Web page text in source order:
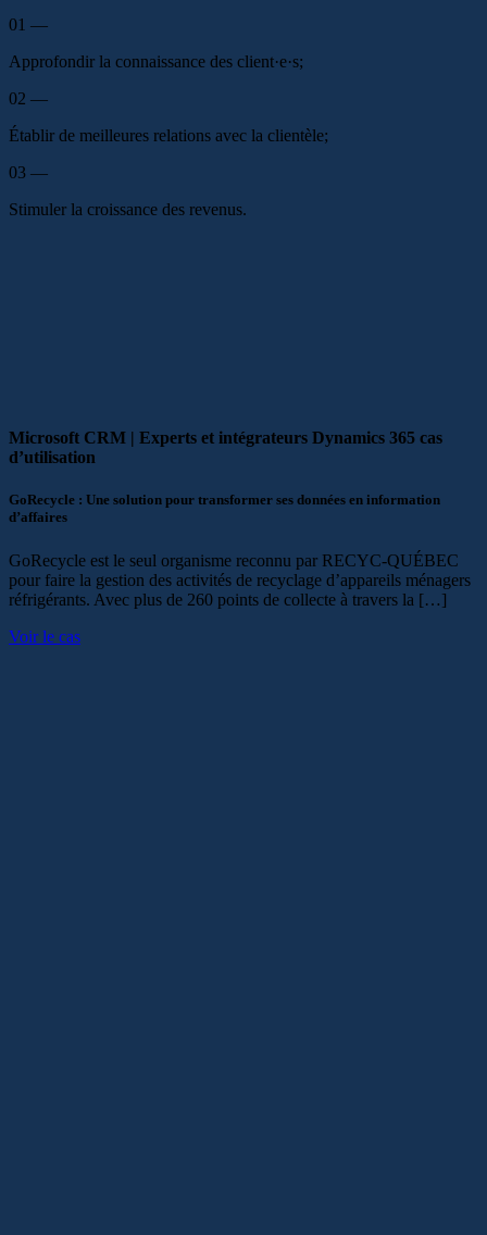
01 —
Approfondir la connaissance des client·e·s;
02 —
Établir de meilleures relations avec la clientèle;
03 —
Stimuler la croissance des revenus.
Microsoft CRM | Experts et intégrateurs Dynamics 365 cas
d’utilisation
GoRecycle : Une solution pour transformer ses données en information
d’affaires
GoRecycle est le seul organisme reconnu par RECYC-QUÉBEC
pour faire la gestion des activités de recyclage d’appareils ménagers
réfrigérants. Avec plus de 260 points de collecte à travers la […]
Voir le cas